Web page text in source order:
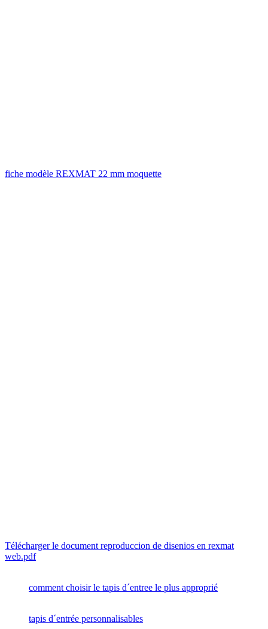
fiche modèle REXMAT 22 mm moquette
Télécharger le document reproduccion de disenios en rexmat
web.pdf
comment choisir le tapis d´entree le plus approprié
tapis d´entrée personnalisables